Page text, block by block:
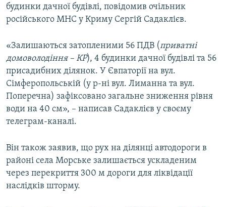
будинки дачної будівлі, повідомив очільник
російського МНС у Криму Сергій Садаклієв.
«Залишаються затопленими 56 ПДВ (приватні
домоволодіння – КР), 4 будинки дачної будівлі та 56
присадибних ділянок. У Євпаторії на вул.
Сімферопольській (у р-ні вул. Лиманна та вул.
Поперечна) зафіксовано загальне зниження рівня
води на 40 см», – написав Садаклієв у своєму
телеграм-каналі.
Він також заявив, що рух на ділянці автодороги в
районі села Морське залишається ускладеним
через перекриття 300 м дороги для ліквідації
наслідків шторму.